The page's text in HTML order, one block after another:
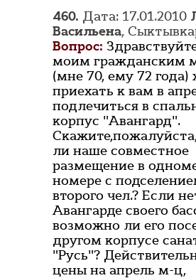
460. Дата: 17.01.2010
Васильена,
Вопрос:
моим гражданским
(мне 70, ему 72 года)
приехать к вам в
подлечиться в
корпус "Авангард".
ли наше совместное
размещение в
номере с
второго чел.? Если
Авангарде своего
возможно ли его
другом корпусе
"Русь"?
цены на апрель м-ц,